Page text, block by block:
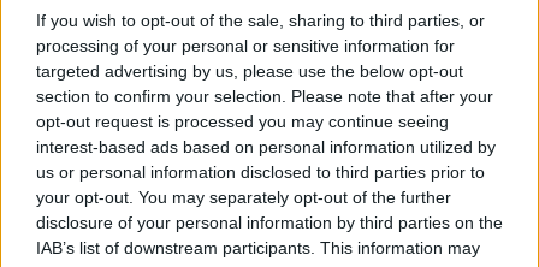
If you wish to opt-out of the sale, sharing to third parties, or
processing of your personal or sensitive information for
targeted advertising by us, please use the below opt-out
section to confirm your selection. Please note that after your
opt-out request is processed you may continue seeing
interest-based ads based on personal information utilized by
us or personal information disclosed to third parties prior to
your opt-out. You may separately opt-out of the further
disclosure of your personal information by third parties on the
IAB’s list of downstream participants. This information may
Žinios | Pasaulis
Visi įrašai
Žiūrimiausi įrašai